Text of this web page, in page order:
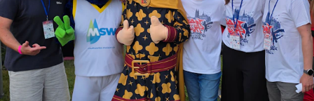
https://www.stadtwerke-
meissen.de/formularservice/
info@stadtwerke-meissen.de